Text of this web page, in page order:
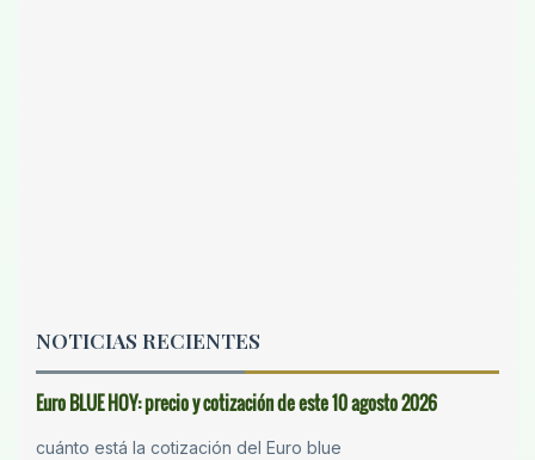
NOTICIAS RECIENTES
Euro BLUE HOY: precio y cotización de este 10 agosto 2026
cuánto está la cotización del Euro blue